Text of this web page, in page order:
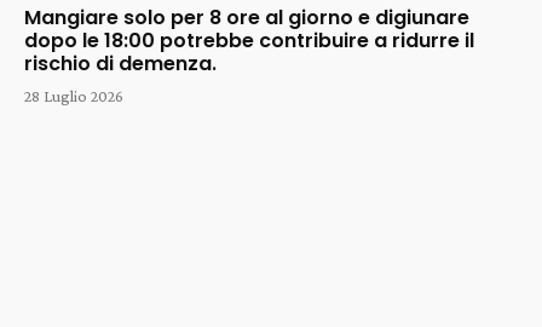
Mangiare solo per 8 ore al giorno e digiunare
dopo le 18:00 potrebbe contribuire a ridurre il
rischio di demenza.
28 Luglio 2026